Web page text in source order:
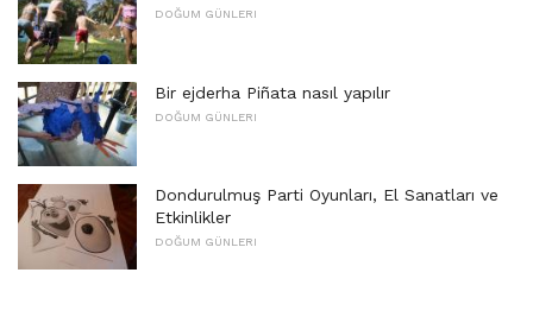
DOĞUM GÜNLERI
Bir ejderha Piñata nasıl yapılır
DOĞUM GÜNLERI
Dondurulmuş Parti Oyunları, El Sanatları ve
Etkinlikler
DOĞUM GÜNLERI